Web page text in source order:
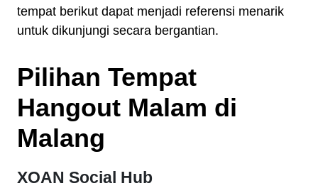
tempat berikut dapat menjadi referensi menarik
untuk dikunjungi secara bergantian.
Pilihan Tempat
Hangout Malam di
Malang
XOAN Social Hub